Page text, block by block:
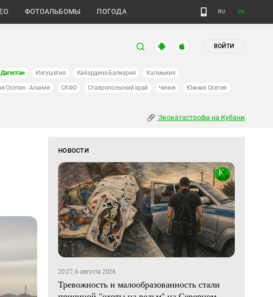
ФОТОАЛЬБОМЫ ПОГОДА RU EN
ВОЙТИ
Дагестан Ингушетия Кабардино-Балкария Калмыкия
Осетия - Алания СКФО Ставропольский край Чечня Южная Осетия
Экокатастрофа на Кубани
НОВОСТИ
20:27, 6 августа 2026
Тревожность и малообразованность стали